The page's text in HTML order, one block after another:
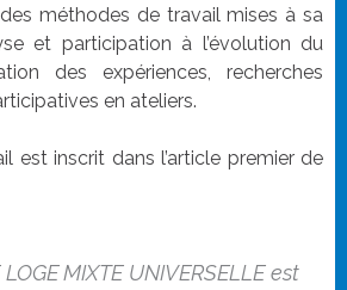
méthodes de travail mises à sa
et participation à l’évolution du
des expériences, recherches
en ateliers.
est inscrit dans l’article premier de
MIXTE UNIVERSELLE est